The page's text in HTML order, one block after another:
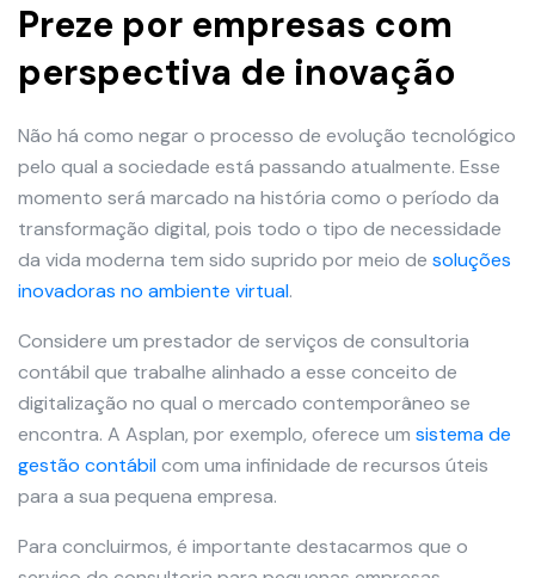
Preze por empresas com
perspectiva de inovação
Não há como negar o processo de evolução tecnológico
pelo qual a sociedade está passando atualmente. Esse
momento será marcado na história como o período da
transformação digital, pois todo o tipo de necessidade
da vida moderna tem sido suprido por meio de soluções
inovadoras no ambiente virtual.
Considere um prestador de serviços de consultoria
contábil que trabalhe alinhado a esse conceito de
digitalização no qual o mercado contemporâneo se
encontra. A Asplan, por exemplo, oferece um sistema de
gestão contábilcom uma infinidade de recursos úteis
para a sua pequena empresa.
Para concluirmos, é importante destacarmos que o